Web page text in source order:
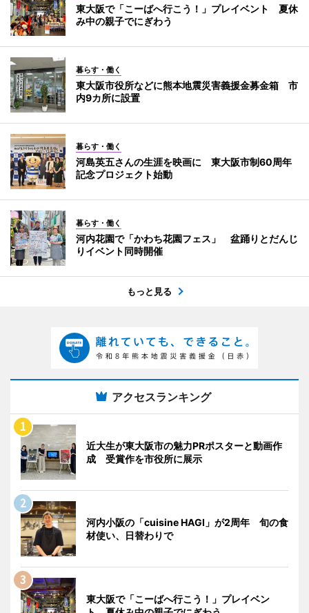
東大阪で「こーばへ行こう！」プレイベント 夏休
み中の親子でにぎわう
暮らす・働く
東大阪市役所などに熊本地震災害義援金募金箱 市
内9カ所に設置
暮らす・働く
河島英五さんの生涯を映画に 東大阪市制60周年
記念プロジェクト始動
暮らす・働く
河内花園で「かわち花園フェス」 盆踊りとだんじ
りイベント同時開催
もっと見る
アクセスランキング
近大生が東大阪市の魅力PRポスターと動画作
成 受賞作を市役所に展示
河内小阪の「cuisine HAGI」が2周年 旬の食
材使い、日替わりで
東大阪で「こーばへ行こう！」プレイベン